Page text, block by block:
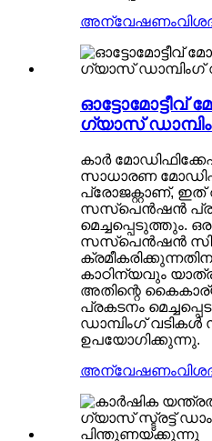
അന്വേഷണം
ഓട്ടോമോട്ടീവ്
ഗ്യാസ്
കാർ
സാധാരണ
പ്രോജക്റ്റാണ്, ഇത്
സസ്പെൻഷൻ
മെച്ചപ്പെടുത്തും.
സസ്പെൻഷൻ
കാഠിന്യവും
അതിന്റെ
പ്രകടനം
ഡാമ്പിംഗ്
ഉപയോഗിക്കുന്നു.
അന്വേഷണം